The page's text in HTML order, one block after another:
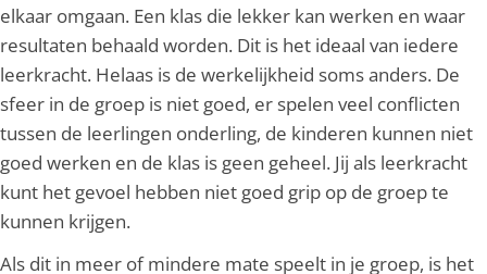
elkaar omgaan. Een klas die lekker kan werken en waar
resultaten behaald worden. Dit is het ideaal van iedere
leerkracht. Helaas is de werkelijkheid soms anders. De
sfeer in de groep is niet goed, er spelen veel conflicten
tussen de leerlingen onderling, de kinderen kunnen niet
goed werken en de klas is geen geheel. Jij als leerkracht
kunt het gevoel hebben niet goed grip op de groep te
kunnen krijgen.
Als dit in meer of mindere mate speelt in je groep, is het